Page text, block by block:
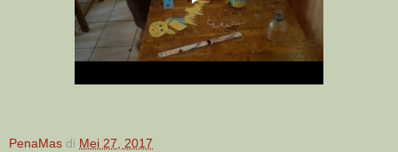
PenaMas di Mei 27, 2017